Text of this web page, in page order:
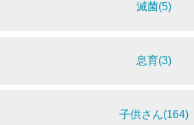
滅菌(5)
息育(3)
子供さん(164)